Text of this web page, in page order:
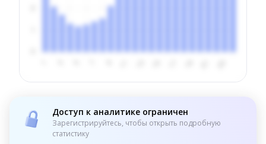
Доступ к аналитике ограничен
Зарегистрируйтесь, чтобы открыть подробную
статистику